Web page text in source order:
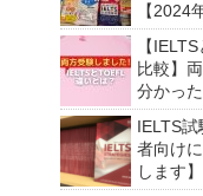
【2024
【
比較】
分かっ
IELTS
者向け
します】